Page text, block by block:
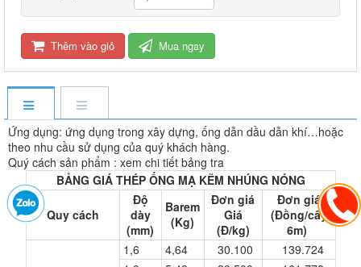
Thêm vào giỏ Mua ngay
Ứng dụng: ứng dụng trong xây dựng, ống dẫn dầu dẫn khí…hoặc
theo nhu cầu sử dụng của quý khách hàng.
Quý cách sản phẩm : xem chi tiết bảng tra
BẢNG GIÁ THÉP ỐNG MẠ KẼM NHÚNG NÓNG
Quy cách
Độ
dày
(mm)
Barem
(Kg)
Đơn giá
Giá
(Đ/kg)
Đơn giá
(Đồng/cây
6m)
1,6
4,64 30.100
139.724